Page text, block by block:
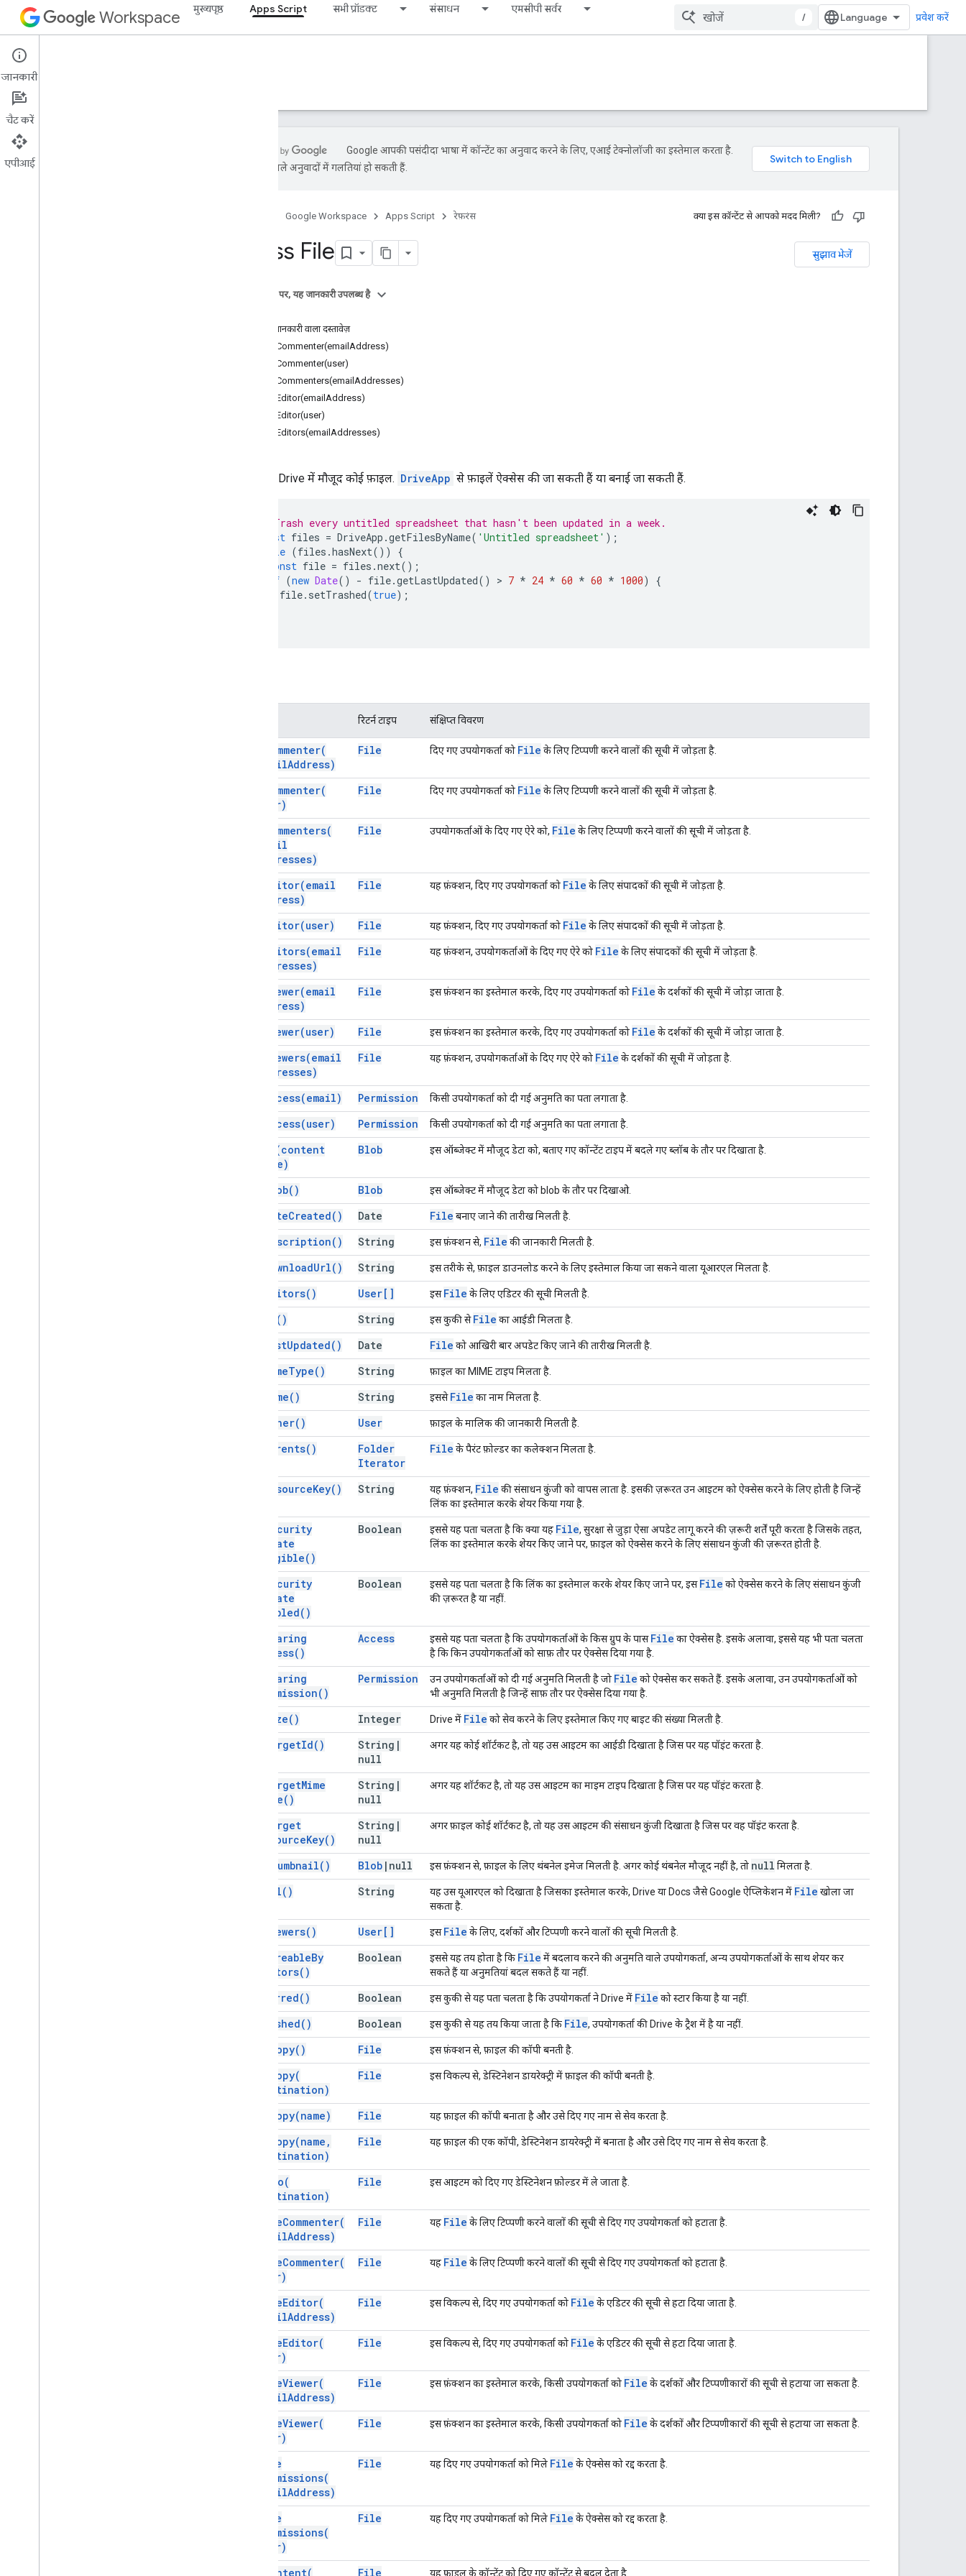
Workspace मुख्यपृष्ठ Apps Script सभी प्रॉडक्ट संसाधन एमसीपी सर्वर
/ प्रवेश करें
Apps Script
खास जानकारी
Google आपकी पसंदीदा भाषा में कॉन्टेंट का अनुवाद करने के लिए, एआई टेक्नोलॉजी का इस्तेमाल करता है.
एआई से मिले अनुवादों में गलतियां हो सकती हैं.
Google Workspace Apps Script रेफ़रंस क्या इस कॉन्टेंट से आपको मदद मिली?
सुझाव भेजें
Class File
इस पेज पर, यह जानकारी उपलब्ध है
ज़्यादा जानकारी वाला दस्तावेज़
addCommenter(emailAddress)
addCommenter(user)
addCommenters(emailAddresses)
addEditor(emailAddress)
addEditor(user)
addEditors(emailAddresses)
Google Drive में मौजूद कोई फ़ाइल. DriveApp से फ़ाइलें ऐक्सेस की जा सकती हैं या बनाई जा सकती हैं.
// Trash every untitled spreadsheet that hasn't been updated in a week.
const files = DriveApp .getFilesByName( 'Untitled spreadsheet' );
while (files .hasNext())
{
const file = files .next();
if (new Date() - file.getLastUpdated() > 7 * 24 * 60 * 60 * 1000)
{
file. setTrashed(true);
रिटर्न टाइप संक्षिप्त विवरण
Commenter(
emailAddress)
File दिए गए उपयोगकर्ता को File के लिए टिप्पणी करने वालों की सूची में जोड़ता है.
Commenter(
user)
File दिए गए उपयोगकर्ता को File के लिए टिप्पणी करने वालों की सूची में जोड़ता है.
Commenters(
email
Addresses)
File उपयोगकर्ताओं के दिए गए ऐरे को, File के लिए टिप्पणी करने वालों की सूची में जोड़ता है.
Editor(email
Address)
File यह फ़ंक्शन, दिए गए उपयोगकर्ता को File के लिए संपादकों की सूची में जोड़ता है.
Editor(user) File यह फ़ंक्शन, दिए गए उपयोगकर्ता को File के लिए संपादकों की सूची में जोड़ता है.
Editors(email
Addresses)
File यह फ़ंक्शन, उपयोगकर्ताओं के दिए गए ऐरे को File के लिए संपादकों की सूची में जोड़ता है.
Viewer(email
Address)
File इस फ़ंक्शन का इस्तेमाल करके, दिए गए उपयोगकर्ता को File के दर्शकों की सूची में जोड़ा जाता है.
Viewer(user) File इस फ़ंक्शन का इस्तेमाल करके, दिए गए उपयोगकर्ता को File के दर्शकों की सूची में जोड़ा जाता है.
Viewers(email
Addresses)
File यह फ़ंक्शन, उपयोगकर्ताओं के दिए गए ऐरे को File के दर्शकों की सूची में जोड़ता है.
Access(email) Permission किसी उपयोगकर्ता को दी गई अनुमति का पता लगाता है.
Access(user) Permission किसी उपयोगकर्ता को दी गई अनुमति का पता लगाता है.
As(content
Type)
Blob इस ऑब्जेक्ट में मौजूद डेटा को, बताए गए कॉन्टेंट टाइप में बदले गए ब्लॉब के तौर पर दिखाता है.
Blob( ) Blob इस ऑब्जेक्ट में मौजूद डेटा को blob के तौर पर दिखाओ.
DateCreated( ) Date File बनाए जाने की तारीख मिलती है.
Description( ) String इस फ़ंक्शन से, File की जानकारी मिलती है.
DownloadUrl( ) String इस तरीके से, फ़ाइल डाउनलोड करने के लिए इस्तेमाल किया जा सकने वाला यूआरएल मिलता है.
Editors( ) User[] इसFile के लिए एडिटर की सूची मिलती है.
Id( ) String इस कुकी सेFile का आईडी मिलता है.
LastUpdated( ) Date File को आखिरी बार अपडेट किए जाने की तारीख मिलती है.
MimeType( ) String फ़ाइल का MIME टाइप मिलता है.
Name( ) String इससेFile का नाम मिलता है.
Owner( ) User फ़ाइल के मालिक की जानकारी मिलती है.
Parents( )
Folder
Iterator
File के पैरंट फ़ोल्डर का कलेक्शन मिलता है.
ResourceKey( ) String यह फ़ंक्शन, File की संसाधन कुंजी को वापस लाता है. इसकी ज़रूरत उन आइटम को ऐक्सेस करने के लिए होती है जिन्हें
लिंक का इस्तेमाल करके शेयर किया गया है.
Security
Update
Eligible( )
Boolean इससे यह पता चलता है कि क्या यह File, सुरक्षा से जुड़ा ऐसा अपडेट लागू करने की ज़रूरी शर्तें पूरी करता है जिसके तहत,
लिंक का इस्तेमाल करके शेयर किए जाने पर, फ़ाइल को ऐक्सेस करने के लिए संसाधन कुंजी की ज़रूरत होती है.
Security
Update
Enabled( )
Boolean इससे यह पता चलता है कि लिंक का इस्तेमाल करके शेयर किए जाने पर, इसFile को ऐक्सेस करने के लिए संसाधन कुंजी
की ज़रूरत है या नहीं.
Sharing
Access( )
Access इससे यह पता चलता है कि उपयोगकर्ताओं के किस ग्रुप के पासFile का ऐक्सेस है. इसके अलावा, इससे यह भी पता चलता
है कि किन उपयोगकर्ताओं को साफ़ तौर पर ऐक्सेस दिया गया है.
Sharing
Permission( )
Permission उन उपयोगकर्ताओं को दी गई अनुमति मिलती है जो File को ऐक्सेस कर सकते हैं. इसके अलावा, उन उपयोगकर्ताओं को
भी अनुमति मिलती है जिन्हें साफ़ तौर पर ऐक्सेस दिया गया है.
Size( ) Integer Drive में File को सेव करने के लिए इस्तेमाल किए गए बाइट की संख्या मिलती है.
TargetId( ) String |
null
अगर यह कोई शॉर्टकट है, तो यह उस आइटम का आईडी दिखाता है जिस पर यह पॉइंट करता है.
TargetMime
Type( )
String |
null
अगर यह शॉर्टकट है, तो यह उस आइटम का माइम टाइप दिखाता है जिस पर यह पॉइंट करता है.
Target
ResourceKey( )
String |
null
अगर फ़ाइल कोई शॉर्टकट है, तो यह उस आइटम की संसाधन कुंजी दिखाता है जिस पर वह पॉइंट करता है.
Thumbnail( ) Blob | null इस फ़ंक्शन से, फ़ाइल के लिए थंबनेल इमेज मिलती है. अगर कोई थंबनेल मौजूद नहीं है, तो null मिलता है.
Url( ) String यह उस यूआरएल को दिखाता है जिसका इस्तेमाल करके, Drive या Docs जैसे Google ऐप्लिकेशन में File खोला जा
सकता है.
Viewers( ) User[] इसFile के लिए, दर्शकों और टिप्पणी करने वालों की सूची मिलती है.
ShareableBy
Editors( )
Boolean इससे यह तय होता है कि File में बदलाव करने की अनुमति वाले उपयोगकर्ता, अन्य उपयोगकर्ताओं के साथ शेयर कर
सकते हैं या अनुमतियां बदल सकते हैं या नहीं.
Starred( ) Boolean इस कुकी से यह पता चलता है कि उपयोगकर्ता ने Drive में File को स्टार किया है या नहीं.
Trashed( ) Boolean इस कुकी से यह तय किया जाता है कि File, उपयोगकर्ता की Drive के ट्रैश में है या नहीं.
Copy( ) File इस फ़ंक्शन से, फ़ाइल की कॉपी बनती है.
Copy(
destination)
File इस विकल्प से, डेस्टिनेशन डायरेक्ट्री में फ़ाइल की कॉपी बनती है.
Copy(name) File यह फ़ाइल की कॉपी बनाता है और उसे दिए गए नाम से सेव करता है.
Copy(name ,
destination)
File यह फ़ाइल की एक कॉपी, डेस्टिनेशन डायरेक्ट्री में बनाता है और उसे दिए गए नाम से सेव करता है.
To(
destination)
File इस आइटम को दिए गए डेस्टिनेशन फ़ोल्डर में ले जाता है.
removeCommenter(
emailAddress)
File यह File के लिए टिप्पणी करने वालों की सूची से दिए गए उपयोगकर्ता को हटाता है.
removeCommenter(
user)
File यह File के लिए टिप्पणी करने वालों की सूची से दिए गए उपयोगकर्ता को हटाता है.
removeEditor(
emailAddress)
File इस विकल्प से, दिए गए उपयोगकर्ता को File के एडिटर की सूची से हटा दिया जाता है.
removeEditor(
user)
File इस विकल्प से, दिए गए उपयोगकर्ता को File के एडिटर की सूची से हटा दिया जाता है.
removeViewer(
emailAddress)
File इस फ़ंक्शन का इस्तेमाल करके, किसी उपयोगकर्ता को File के दर्शकों और टिप्पणीकारों की सूची से हटाया जा सकता है.
removeViewer(
user)
File इस फ़ंक्शन का इस्तेमाल करके, किसी उपयोगकर्ता को File के दर्शकों और टिप्पणीकारों की सूची से हटाया जा सकता है.
revoke
Permissions(
emailAddress)
File यह दिए गए उपयोगकर्ता को मिले File के ऐक्सेस को रद्द करता है.
revoke
Permissions(
user)
File यह दिए गए उपयोगकर्ता को मिले File के ऐक्सेस को रद्द करता है.
Content( File यह फ़ाइल के कॉन्टेंट को दिए गए कॉन्टेंट से बदल देता है.
जानकारी
चैट करें
एपीआई